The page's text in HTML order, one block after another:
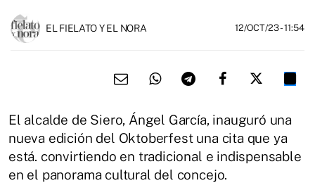
EL FIELATO Y EL NORA 12/OCT/23- 11:54
El alcalde de Siero, Ángel García, inauguró una
nueva edición del Oktoberfest una cita que ya
está. convirtiendo en tradicional e indispensable
en el panorama cultural del concejo.